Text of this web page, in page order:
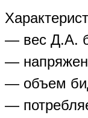
— вес Д.А.
—
— объем
—